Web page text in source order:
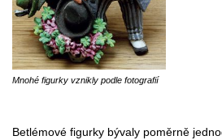
Mnohé figurky vznikly podle fotografií
Betlémové figurky bývaly poměrně